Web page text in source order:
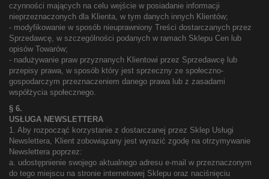
czynności mających na celu wejście w posiadanie informacji
nieprzeznaczonych dla Klienta, w tym danych innych Klientów;
- modyfikowanie w sposób nieuprawniony Treści dostarczanych przez
Sprzedawcę, w szczególności podanych w ramach Sklepu Cen lub
opisów Towarów;
- nadużywanie praw przyznanych Klientowi przez Sprzedawcę lub
przepisy prawa, w sposób który jest sprzeczny ze społeczno-
gospodarczym przeznaczeniem danego prawa lub z zasadami
współżycia społecznego.
§ 6.
USŁUGA NEWSLETTERA
1. Aby rozpocząć korzystanie z dostarczanej przez Sklep Usługi
Newslettera, Klient zobowiązany jest wyrazić zgodę na otrzymywanie
Newslettera poprzez:
a. udostępnienie swojego aktualnego adresu e-mail w przeznaczonym
do tego miejscu na stronie internetowej Sklepu oraz naciśnięciu